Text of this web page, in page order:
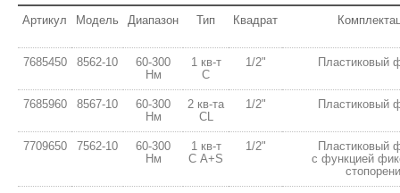
Артикул Модель Диапазон Тип Квадрат
7685450 8562-10
60-300
Нм
1 кв-т
С
1/2" Пластиковый
7685960 8567-10
60-300
Нм
2 кв-тa
СL
1/2" Пластиковый
7709650 7562-10
60-300
Нм
1 кв-т
С A+S
1/2"
Пластиковый
с функцией